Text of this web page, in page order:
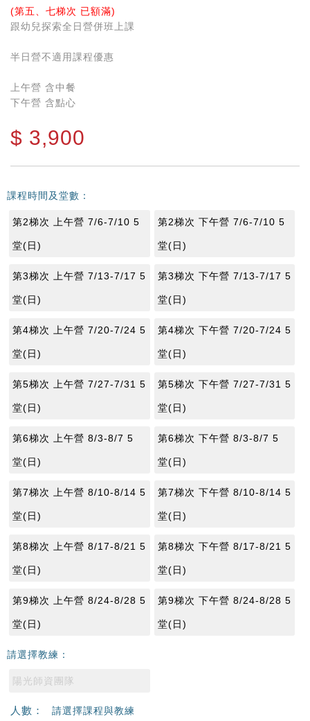
(第五、七梯次 已額滿)
跟幼兒探索全日營併班上課
半日營不適用課程優惠
上午營 含中餐
下午營 含點心
$ 3,900
課程時間及堂數：
第2梯次 上午營 7/6-7/10 5
堂(日)
第2梯次 下午營 7/6-7/10 5
堂(日)
第3梯次 上午營 7/13-7/17 5
堂(日)
第3梯次 下午營 7/13-7/17 5
堂(日)
第4梯次 上午營 7/20-7/24 5
堂(日)
第4梯次 下午營 7/20-7/24 5
堂(日)
第5梯次 上午營 7/27-7/31 5
堂(日)
第5梯次 下午營 7/27-7/31 5
堂(日)
第6梯次 上午營 8/3-8/7 5
堂(日)
第6梯次 下午營 8/3-8/7 5
堂(日)
第7梯次 上午營 8/10-8/14 5
堂(日)
第7梯次 下午營 8/10-8/14 5
堂(日)
第8梯次 上午營 8/17-8/21 5
堂(日)
第8梯次 下午營 8/17-8/21 5
堂(日)
第9梯次 上午營 8/24-8/28 5
堂(日)
第9梯次 下午營 8/24-8/28 5
堂(日)
請選擇教練：
陽光師資團隊
人數： 請選擇課程與教練